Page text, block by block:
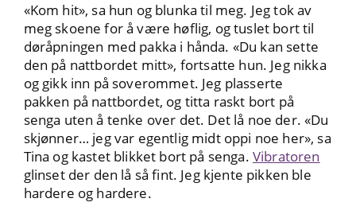
«Kom hit», sa hun og blunka til meg. Jeg tok av
meg skoene for å være høflig, og tuslet bort til
døråpningen med pakka i hånda. «Du kan sette
den på nattbordet mitt», fortsatte hun. Jeg nikka
og gikk inn på soverommet. Jeg plasserte
pakken på nattbordet, og titta raskt bort på
senga uten å tenke over det. Det lå noe der. «Du
skjønner… jeg var egentlig midt oppi noe her», sa
Tina og kastet blikket bort på senga. Vibratoren
glinset der den lå så fint. Jeg kjente pikken ble
hardere og hardere.